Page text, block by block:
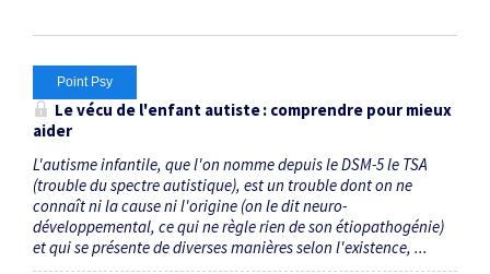
Point Psy
Le vécu de l'enfant autiste : comprendre pour mieux
aider
L'autisme infantile, que l'on nomme depuis le DSM-5 le TSA
(trouble du spectre autistique), est un trouble dont on ne
connaît ni la cause ni l'origine (on le dit neuro­
développemental, ce qui ne règle rien de son étio­pathogénie)
et qui se présente de diverses manières selon l'existence, ...